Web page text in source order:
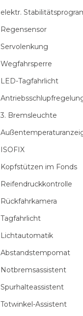
elektr.
Regensensor
Servolenkung
Wegfahrsperre
LED-Tagfahrlicht
3. Bremsleuchte
ISOFIX
Kopfstützen im Fonds
Reifendruckkontrolle
Rückfahrkamera
Tagfahrlicht
Lichtautomatik
Abstandstempomat
Notbremsassistent
Spurhalteassistent
Totwinkel-Assistent